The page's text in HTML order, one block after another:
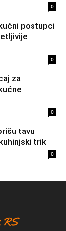
0
postupci
0
za
0
tavu
trik
0